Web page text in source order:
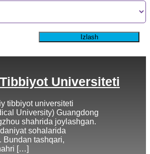
Izlash
Universiteti
tibbiyot universiteti
University) Guangdong
shahrida joylashgan.
sohalarida
Bundan tashqari,
[…]